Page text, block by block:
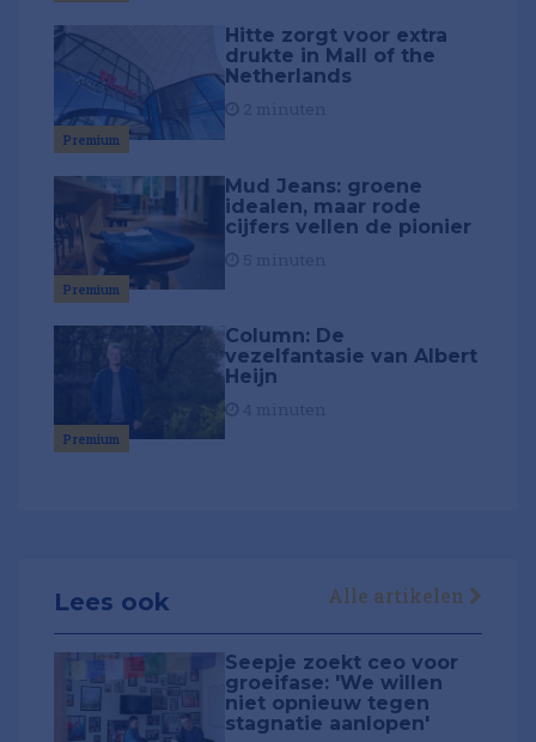
Premium
Hitte zorgt voor extra
drukte in Mall of the
Netherlands
Premium
Mud Jeans: groene
idealen, maar rode
cijfers vellen de pionier
Premium
Column: De
vezelfantasie van Albert
Heijn
Lees ook Alle artikelen
Seepje zoekt ceo voor
groeifase: 'We willen
niet opnieuw tegen
stagnatie aanlopen'